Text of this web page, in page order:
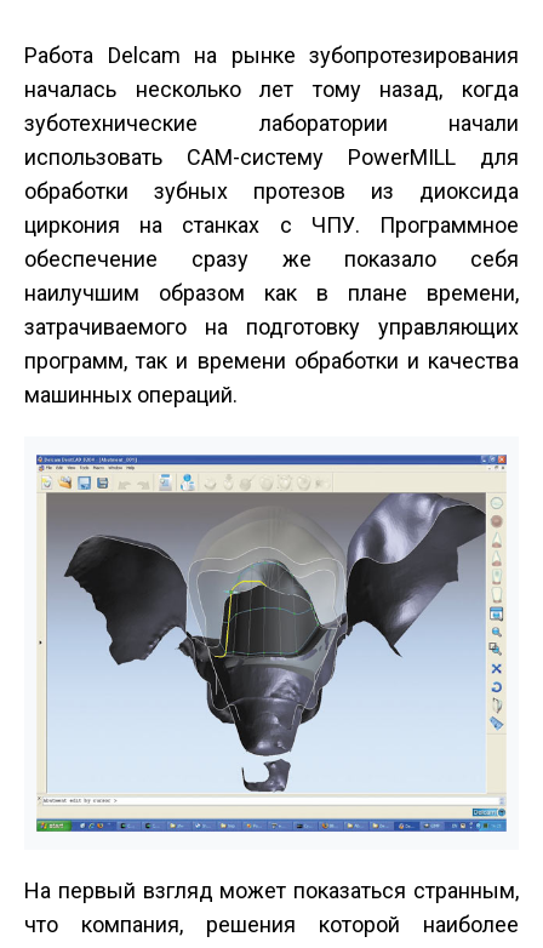
Работа Delcam на рынке зубопротезирования
началась несколько лет тому назад, когда
зуботехнические лаборатории начали
использовать CAM-систему PowerMILL для
обработки зубных протезов из диоксида
циркония на станках с ЧПУ. Программное
обеспечение сразу же показало себя
наилучшим образом как в плане времени,
затрачиваемого на подготовку управляющих
программ, так и времени обработки и качества
машинных операций.
На первый взгляд может показаться странным,
что компания, решения которой наиболее